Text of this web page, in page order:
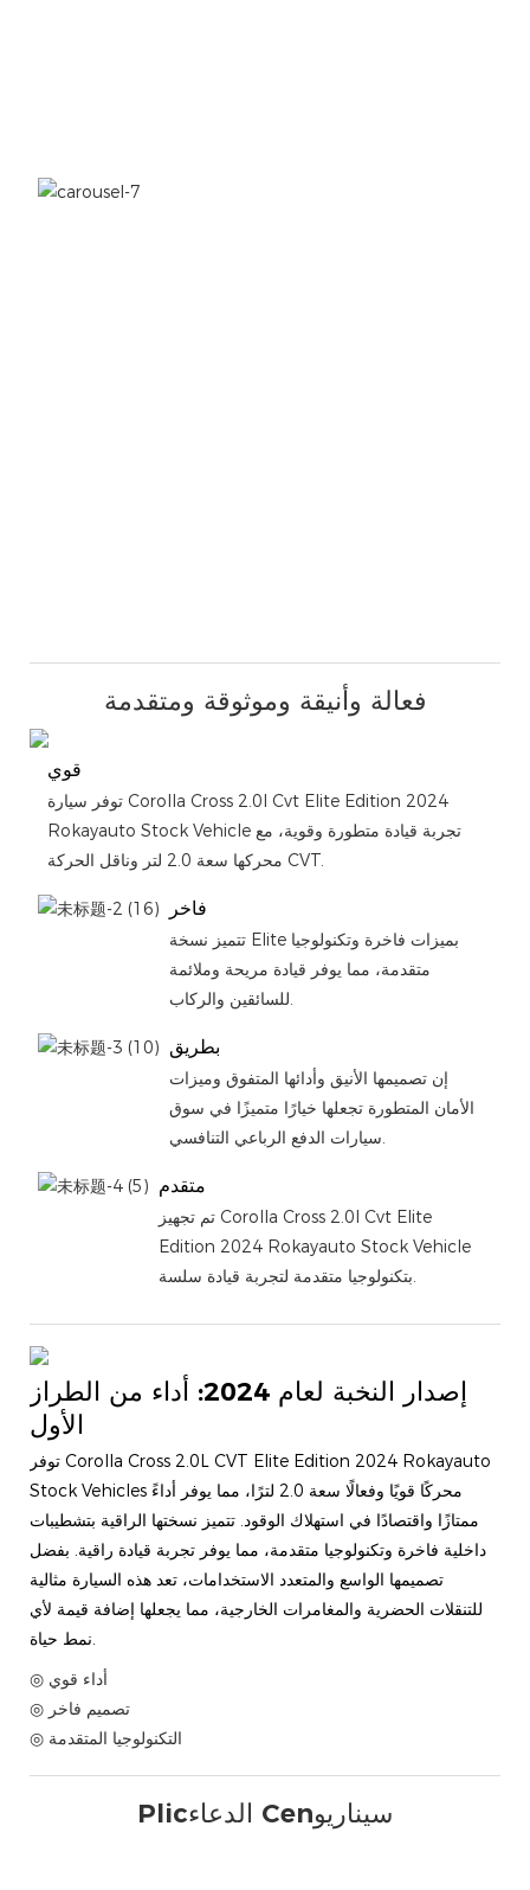
فعالة وأنيقة وموثوقة ومتقدمة
قوي
توفر سيارة Corolla Cross 2.0l Cvt Elite Edition 2024
Rokayauto Stock Vehicle تجربة قيادة متطورة وقوية، مع
محركها سعة 2.0 لتر وناقل الحركة CVT.
فاخر
تتميز نسخة Elite بميزات فاخرة وتكنولوجيا
متقدمة، مما يوفر قيادة مريحة وملائمة
للسائقين والركاب.
بطريق
إن تصميمها الأنيق وأدائها المتفوق وميزات
الأمان المتطورة تجعلها خيارًا متميزًا في سوق
سيارات الدفع الرباعي التنافسي.
متقدم
تم تجهيز Corolla Cross 2.0l Cvt Elite
Edition 2024 Rokayauto Stock Vehicle
بتكنولوجيا متقدمة لتجربة قيادة سلسة.
إصدار النخبة لعام 2024: أداء من الطراز
الأول
توفر Corolla Cross 2.0L CVT Elite Edition 2024 Rokayauto
Stock Vehicles محركًا قويًا وفعالًا سعة 2.0 لترًا، مما يوفر أداءً
ممتازًا واقتصادًا في استهلاك الوقود. تتميز نسختها الراقية بتشطيبات
داخلية فاخرة وتكنولوجيا متقدمة، مما يوفر تجربة قيادة راقية. بفضل
تصميمها الواسع والمتعدد الاستخدامات، تعد هذه السيارة مثالية
للتنقلات الحضرية والمغامرات الخارجية، مما يجعلها إضافة قيمة لأي
نمط حياة.
◎ أداء قوي
◎ تصميم فاخر
◎ التكنولوجيا المتقدمة
Plicالدعاء Cenسيناريو